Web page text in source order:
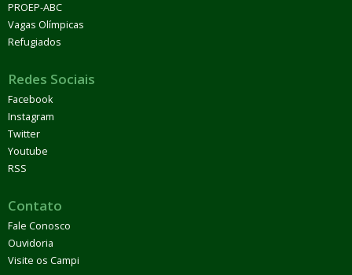
PROEP-ABC
Vagas Olímpicas
Refugiados
Redes Sociais
Facebook
Instagram
Twitter
Youtube
RSS
Contato
Fale Conosco
Ouvidoria
Visite os Campi